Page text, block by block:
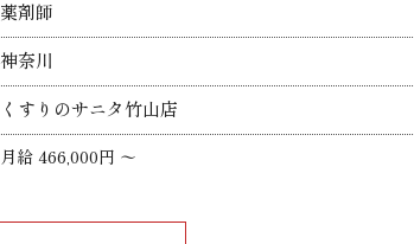
薬剤師
神奈川
くすりのサニタ竹山店
月給 466,000円 〜